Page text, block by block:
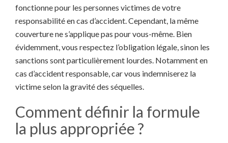
fonctionne pour les personnes victimes de votre
responsabilité en cas d’accident. Cependant, la même
couverture ne s’applique pas pour vous-même. Bien
évidemment, vous respectez l’obligation légale, sinon les
sanctions sont particulièrement lourdes. Notamment en
cas d’accident responsable, car vous indemniserez la
victime selon la gravité des séquelles.
Comment définir la formule
la plus appropriée ?